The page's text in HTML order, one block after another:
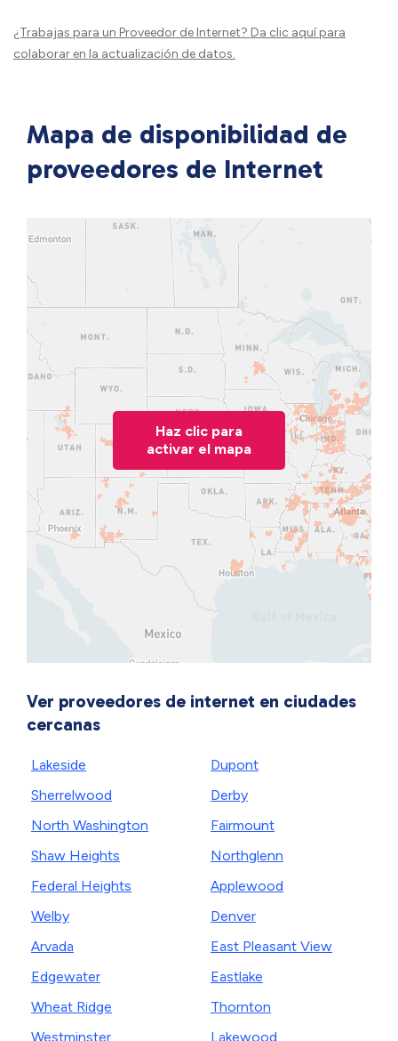
¿Trabajas para un Proveedor de Internet? Da clic aquípara
colaborar en la actualización de datos.
Mapa de disponibilidad de
proveedores de Internet
Haz clic para
activar el mapa
Ver proveedores de internet en ciudades
cercanas
Lakeside
Sherrelwood
North Washington
Shaw Heights
Federal Heights
Welby
Arvada
Edgewater
Wheat Ridge
Westminster
Dupont
Derby
Fairmount
Northglenn
Applewood
Denver
East Pleasant View
Eastlake
Thornton
Lakewood